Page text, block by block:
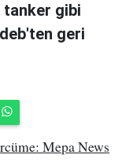
tanker gibi
geri
Mepa News